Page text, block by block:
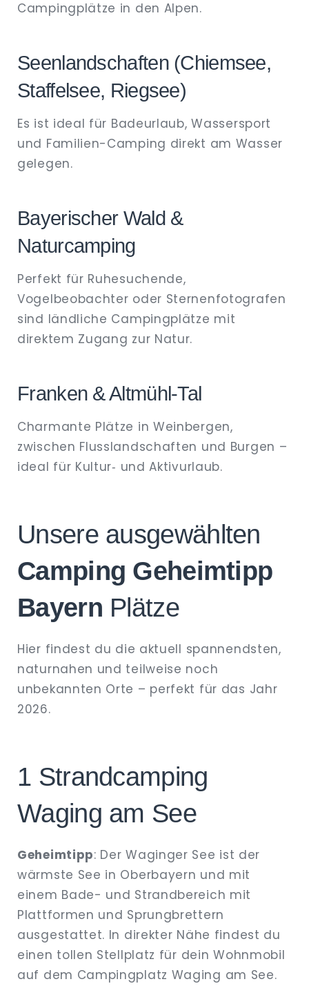
Campingplätze in den Alpen.
Seenlandschaften (Chiemsee,
Staffelsee, Riegsee)
Es ist ideal für Badeurlaub, Wassersport
und Familien-Camping direkt am Wasser
gelegen.
Bayerischer Wald &
Naturcamping
Perfekt für Ruhesuchende,
Vogelbeobachter oder Sternenfotografen
sind ländliche Campingplätze mit
direktem Zugang zur Natur.
Franken & Altmühl‑Tal
Charmante Plätze in Weinbergen,
zwischen Flusslandschaften und Burgen –
ideal für Kultur‑ und Aktivurlaub.
Unsere ausgewählten
Camping Geheimtipp
Bayern Plätze
Hier findest du die aktuell spannendsten,
naturnahen und teilweise noch
unbekannten Orte – perfekt für das Jahr
2026.
1 Strandcamping
Waging am See
Geheimtipp: Der Waginger See ist der
wärmste See in Oberbayern und mit
einem Bade- und Strandbereich mit
Plattformen und Sprungbrettern
ausgestattet. In direkter Nähe findest du
einen tollen Stellplatz für dein Wohnmobil
auf dem Campingplatz Waging am See.